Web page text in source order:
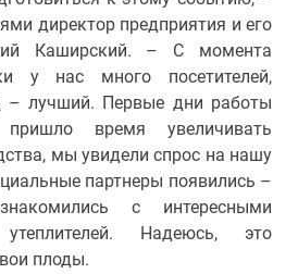
директор предприятия и его
Каширский. – С момента
у нас много посетителей,
– лучший. Первые дни работы
время увеличивать
мы увидели спрос на нашу
партнеры появились –
с интересными
утеплителей. Надеюсь, это
плоды.